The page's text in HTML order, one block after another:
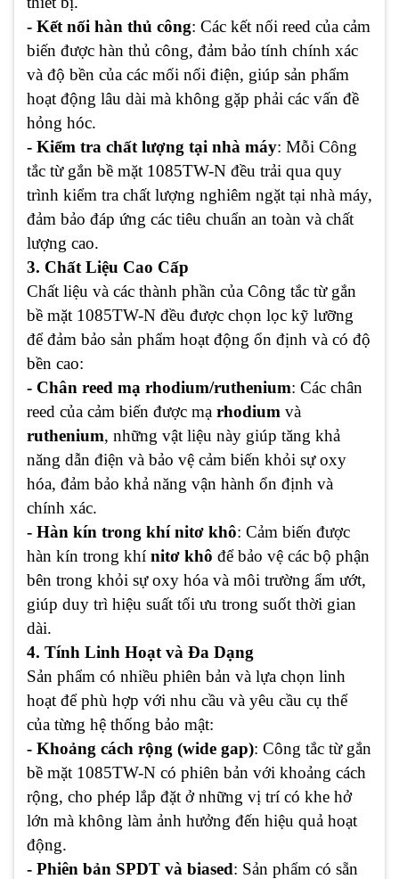
- Kết nối hàn thủ công: Các kết nối reed của cảm
biến được hàn thủ công, đảm bảo tính chính xác
và độ bền của các mối nối điện, giúp sản phẩm
hoạt động lâu dài mà không gặp phải các vấn đề
hỏng hóc.
- Kiểm tra chất lượng tại nhà máy: Mỗi Công
tắc từ gắn bề mặt 1085TW-N đều trải qua quy
trình kiểm tra chất lượng nghiêm ngặt tại nhà máy,
đảm bảo đáp ứng các tiêu chuẩn an toàn và chất
lượng cao.
3. Chất Liệu Cao Cấp
Chất liệu và các thành phần của Công tắc từ gắn
bề mặt 1085TW-N đều được chọn lọc kỹ lưỡng
để đảm bảo sản phẩm hoạt động ổn định và có độ
bền cao:
- Chân reed mạ rhodium/ruthenium: Các chân
reed của cảm biến được mạ rhodium và
ruthenium, những vật liệu này giúp tăng khả
năng dẫn điện và bảo vệ cảm biến khỏi sự oxy
hóa, đảm bảo khả năng vận hành ổn định và
chính xác.
- Hàn kín trong khí nitơ khô: Cảm biến được
hàn kín trong khí nitơ khô để bảo vệ các bộ phận
bên trong khỏi sự oxy hóa và môi trường ẩm ướt,
giúp duy trì hiệu suất tối ưu trong suốt thời gian
dài.
4. Tính Linh Hoạt và Đa Dạng
Sản phẩm có nhiều phiên bản và lựa chọn linh
hoạt để phù hợp với nhu cầu và yêu cầu cụ thể
của từng hệ thống bảo mật:
- Khoảng cách rộng (wide gap): Công tắc từ gắn
bề mặt 1085TW-N có phiên bản với khoảng cách
rộng, cho phép lắp đặt ở những vị trí có khe hở
lớn mà không làm ảnh hưởng đến hiệu quả hoạt
động.
- Phiên bản SPDT và biased: Sản phẩm có sẵn